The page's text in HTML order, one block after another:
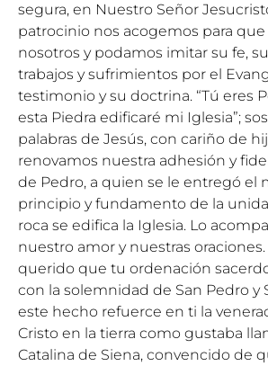
segura, en Nuestro Señor
patrocinio nos acogemos para
nosotros y podamos imitar su fe,
trabajos y sufrimientos por el
testimonio y su doctrina. “Tú eres
esta Piedra edificaré mi Iglesia”;
palabras de Jesús, con cariño de
renovamos nuestra adhesión y
de Pedro, a quien se le entregó el
principio y fundamento de la
roca se edifica la Iglesia. Lo
nuestro amor y nuestras oraciones.
querido que tu ordenación
con la solemnidad de San Pedro y
este hecho refuerce en ti la
Cristo en la tierra como gustaba
Catalina de Siena, convencido de